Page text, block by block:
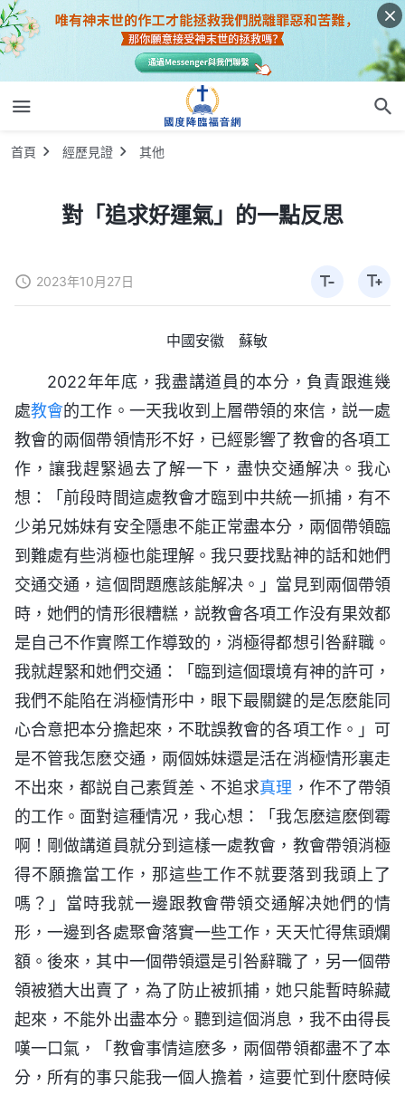
首頁 經歷見證 其他
對「追求好運氣」的一點反思
2023年10月27日
中國安徽 蘇敏
2022年年底，我盡講道員的本分，負責跟進幾
處教會的工作。一天我收到上層帶領的來信，説一處
教會的兩個帶領情形不好，已經影響了教會的各項工
作，讓我趕緊過去了解一下，盡快交通解决。我心
想：「前段時間這處教會才臨到中共統一抓捕，有不
少弟兄姊妹有安全隱患不能正常盡本分，兩個帶領臨
到難處有些消極也能理解。我只要找點神的話和她們
交通交通，這個問題應該能解决。」當見到兩個帶領
時，她們的情形很糟糕，説教會各項工作没有果效都
是自己不作實際工作導致的，消極得都想引咎辭職。
我就趕緊和她們交通：「臨到這個環境有神的許可，
我們不能陷在消極情形中，眼下最關鍵的是怎麽能同
心合意把本分擔起來，不耽誤教會的各項工作。」可
是不管我怎麽交通，兩個姊妹還是活在消極情形裏走
不出來，都説自己素質差、不追求真理 ，作不了帶領
的工作。面對這種情况，我心想：「我怎麽這麽倒霉
啊！剛做講道員就分到這樣一處教會，教會帶領消極
得不願擔當工作，那這些工作不就要落到我頭上了
嗎？」當時我就一邊跟教會帶領交通解决她們的情
形，一邊到各處聚會落實一些工作，天天忙得焦頭爛
額。後來，其中一個帶領還是引咎辭職了，另一個帶
領被猶大出賣了，為了防止被抓捕，她只能暫時躲藏
起來，不能外出盡本分。聽到這個消息，我不由得長
嘆一口氣，「教會事情這麽多，兩個帶領都盡不了本
分，所有的事只能我一個人擔着，這要忙到什麽時候